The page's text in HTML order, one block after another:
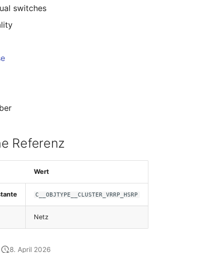
switches
Referenz
Wert
C__OBJTYPE__CLUSTER_VRRP_HSRP
Netz
8. April 2026